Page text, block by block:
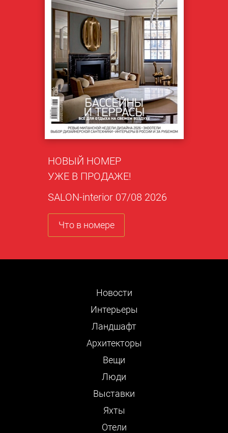
НОВЫЙ НОМЕР
УЖЕ В ПРОДАЖЕ!
SALON-interior 07/08 2026
Что в номере
Новости
Интерьеры
Ландшафт
Архитекторы
Вещи
Люди
Выставки
Яхты
Отели